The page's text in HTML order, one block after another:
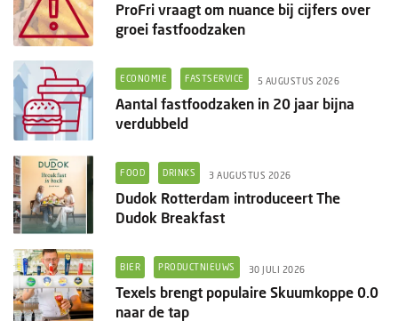
ProFri vraagt om nuance bij cijfers over
groei fastfoodzaken
ECONOMIE FASTSERVICE 5 AUGUSTUS 2026
Aantal fastfoodzaken in 20 jaar bijna
verdubbeld
FOOD DRINKS 3 AUGUSTUS 2026
Dudok Rotterdam introduceert The
Dudok Breakfast
BIER PRODUCTNIEUWS 30 JULI 2026
Texels brengt populaire Skuumkoppe 0.0
naar de tap